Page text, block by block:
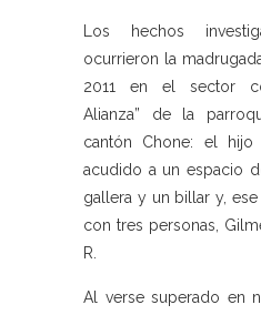
Los hechos
ocurrieron la
2011 en el sector
Alianza” de la
cantón Chone: el
acudido a un espacio
gallera y un billar y,
con tres personas,
R.
Al verse superado en